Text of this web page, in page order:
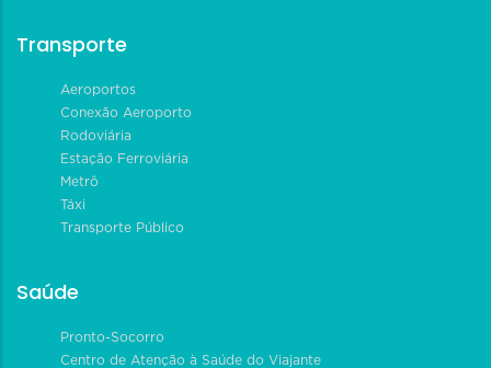
Transporte
Aeroportos
Conexão Aeroporto
Rodoviária
Estação Ferroviária
Metrô
Táxi
Transporte Público
Saúde
Pronto-Socorro
Centro de Atenção à Saúde do Viajante